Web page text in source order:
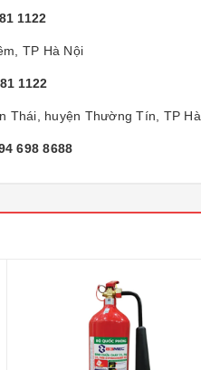
1122
TP Hà Nội
1122
Thái, huyện Thường Tín, TP
698 8688